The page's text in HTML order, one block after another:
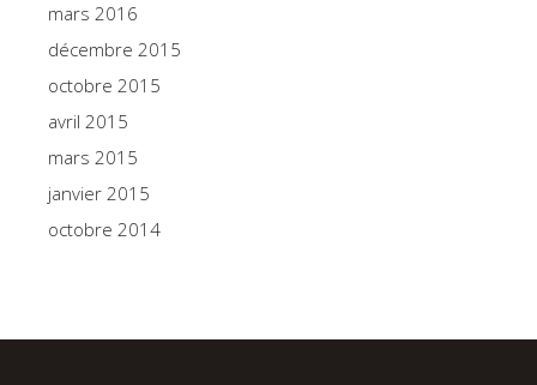
mars 2016
décembre 2015
octobre 2015
avril 2015
mars 2015
janvier 2015
octobre 2014